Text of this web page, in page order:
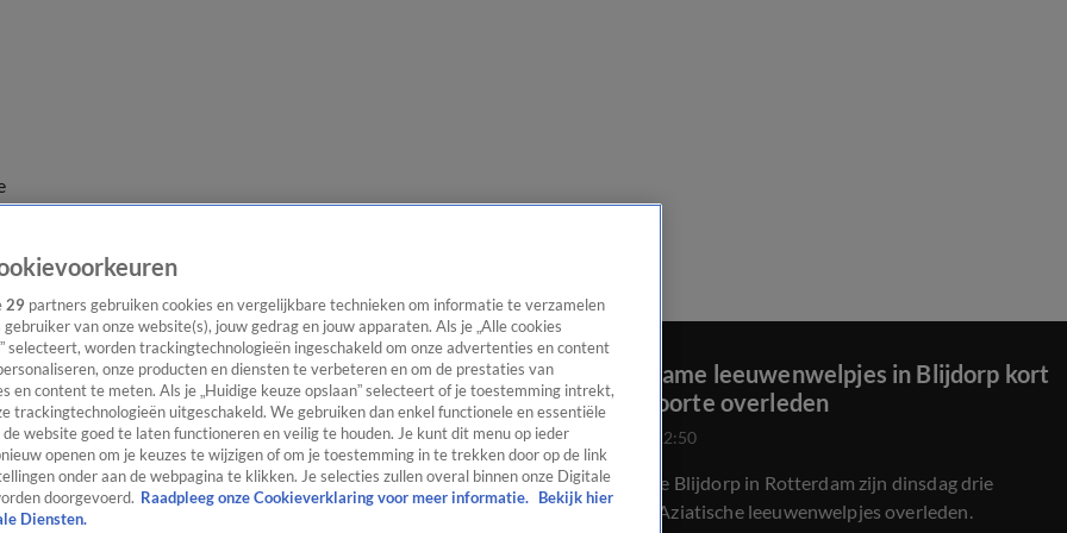
Drie zeldzame leeuwenwelpjes in Blijdorp kort
na de geboorte overleden
24 juli 2020, 22:50
In Diergaarde Blijdorp in Rotterdam zijn dinsdag drie
pasgeboren Aziatische leeuwenwelpjes overleden.
29 partners gebruiken cookies en vergelijkbare technieken om informatie te verzamelen
gebruiker van onze website(s), jouw gedrag en jouw apparaten. Als je „Alle cookies
selecteert, worden trackingtechnologieën ingeschakeld om onze advertenties en content
onze producten en diensten te verbeteren en om de prestaties van
en content te meten. Als je „Huidige keuze opslaan” selecteert of je toestemming intrekt,
trackingtechnologieën uitgeschakeld. We gebruiken dan enkel functionele en essentiële
de website goed te laten functioneren en veilig te houden. Je kunt dit menu op ieder
openen om je keuzes te wijzigen of om je toestemming in te trekken door op de link
onder aan de webpagina te klikken. Je selecties zullen overal binnen onze Digitale
doorgevoerd. Raadpleeg onze Cookieverklaring voor meer informatie. Bekijk hier
Diensten.